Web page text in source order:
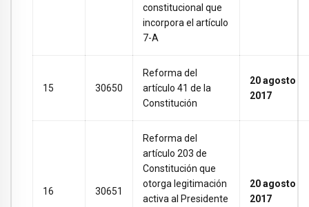
constitucional que
incorpora el artículo
7-A
15 30650
Reforma del
artículo 41 de la
Constitución
20 agosto
2017
16 30651
Reforma del
artículo 203 de
Constitución que
otorga legitimación
activa al Presidente
20 agosto
2017